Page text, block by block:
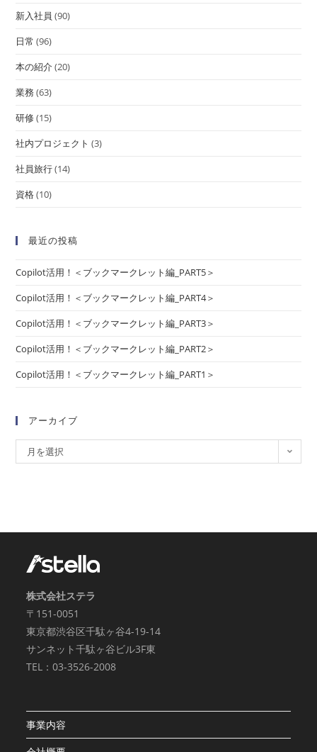
新入社員 (90)
日常 (96)
本の紹介(20)
業務(63)
研修(15)
社内プロジェクト (3)
社員旅行(14)
資格(10)
最近の投稿
Copilot活用！＜ブックマークレット編_PART5＞
Copilot活用！＜ブックマークレット編_PART4＞
Copilot活用！＜ブックマークレット編_PART3＞
Copilot活用！＜ブックマークレット編_PART2＞
Copilot活用！＜ブックマークレット編_PART1＞
アーカイブ
月を選択
株式会社ステラ
〒151-0051
東京都渋谷区千駄ヶ谷4-19-14
サンネット千駄ヶ谷ビル3F東
TEL：03-3526-2008
事業内容